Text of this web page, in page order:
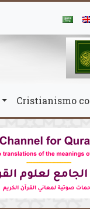
Cristianismo